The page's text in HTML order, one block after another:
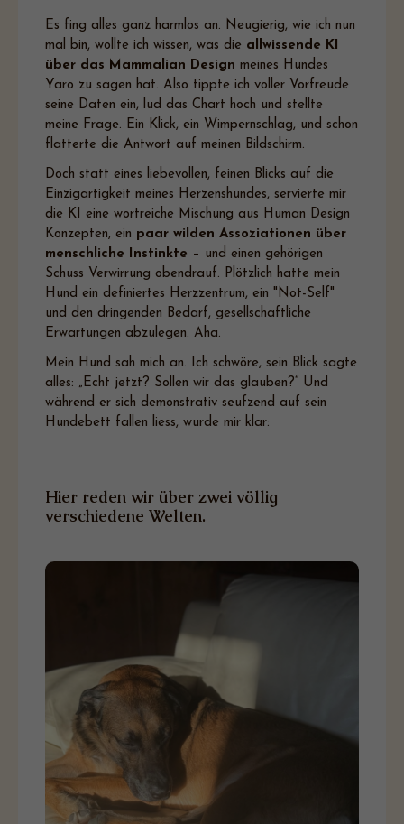
Es fing alles ganz harmlos an. Neugierig, wie ich nun
mal bin, wollte ich wissen, was die allwissende KI
über das Mammalian Design meines Hundes
Yaro zu sagen hat. Also tippte ich voller Vorfreude
seine Daten ein, lud das Chart hoch und stellte
meine Frage. Ein Klick, ein Wimpernschlag, und schon
flatterte die Antwort auf meinen Bildschirm.
Doch statt eines liebevollen, feinen Blicks auf die
Einzigartigkeit meines Herzenshundes, servierte mir
die KI eine wortreiche Mischung aus Human Design
Konzepten, ein paar wilden Assoziationen über
menschliche Instinkte – und einen gehörigen
Schuss Verwirrung obendrauf. Plötzlich hatte mein
Hund ein definiertes Herzzentrum, ein "Not-Self"
und den dringenden Bedarf, gesellschaftliche
Erwartungen abzulegen. Aha.
Mein Hund sah mich an. Ich schwöre, sein Blick sagte
alles: „Echt jetzt? Sollen wir das glauben?“ Und
während er sich demonstrativ seufzend auf sein
Hundebett fallen liess, wurde mir klar:
Hier reden wir über zwei völlig
verschiedene Welten.